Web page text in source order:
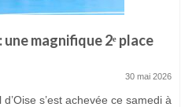
une magnifique 2ᵉ place
30 mai 2026
s’est achevée ce samedi à